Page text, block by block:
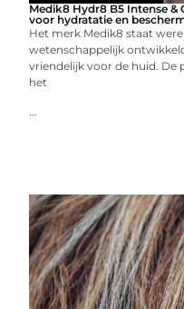
Medik8 Hydr8 B5 Intense &
voor hydratatie en
Het merk Medik8 staat
wetenschappelijk
vriendelijk voor de huid.
het
...